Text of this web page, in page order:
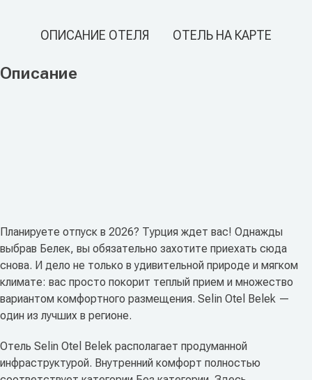
ОПИСАНИЕ ОТЕЛЯ ОТЕЛЬ НА КАРТЕ
Описание
Планируете отпуск в 2026? Турция ждет вас! Однажды
выбрав Белек, вы обязательно захотите приехать сюда
снова. И дело не только в удивительной природе и мягком
климате: вас просто покорит теплый прием и множество
вариантом комфортного размещения. Selin Otel Belek —
один из лучших в регионе.
Отель Selin Otel Belek располагает продуманной
инфраструктурой. Внутренний комфорт полностью